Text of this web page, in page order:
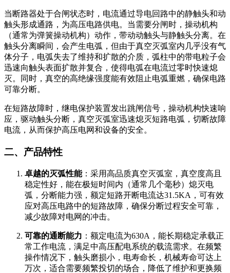
当断路器处于合闸状态时，电流通过导电回路中的静触头和动
触头形成通路，为高压电路供电。当需要分闸时，操动机构
（通常为弹簧操动机构）动作，带动动触头与静触头分离。在
触头分离瞬间，会产生电弧，但由于真空灭弧室内几乎没有气
体分子，电弧失去了维持和扩散的介质，弧柱中的带电粒子会
迅速向触头表面扩散并复合，使得电弧在电流过零时快速熄
灭。同时，真空的高绝缘强度能有效阻止电弧重燃，确保电路
可靠分断。
在短路故障时，继电保护装置发出跳闸信号，操动机构快速响
应，驱动触头分断，真空灭弧室迅速熄灭短路电弧，切断故障
电流，从而保护高压电网和设备的安全。
二、产品特性
卓越的灭弧性能：采用高品质真空灭弧室，真空度高且
稳定性好，能在极短时间内（通常几个毫秒）熄灭电
弧，分断能力强，额定短路开断电流达31.5KA，可有效
应对高压电路中的短路故障，确保分断过程安全可靠，
减少故障对电网的冲击。
可靠的通断能力 ：额定电流为630A，能长期稳定承载正
常工作电流，满足中高压配电系统的载流需求。在频繁
操作情况下，触头磨损小，电寿命长，机械寿命可达上
万次，适合需要频繁投切的场合，降低了维护和更换频